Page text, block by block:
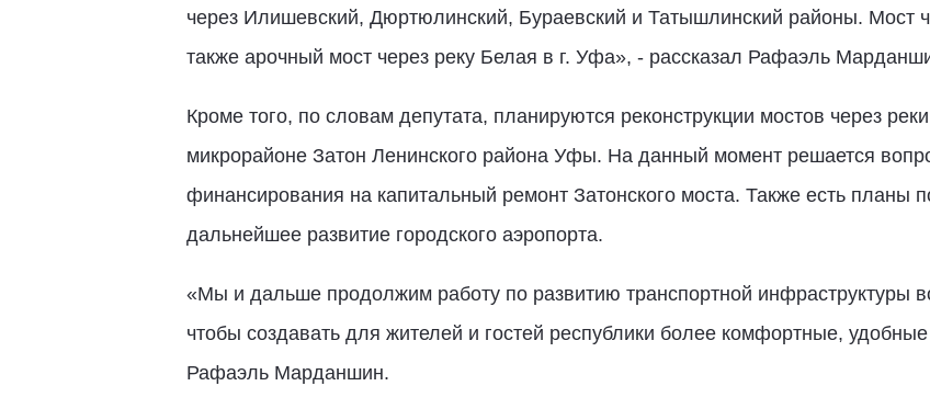
через Илишевский, Дюртюлинский, Бураевский и Татышлинский районы. Мост
также арочный мост через реку Белая в г. Уфа», ­- рассказал Рафаэль
Кроме того, по словам депутата, планируются реконструкции мостов через
микрорайоне Затон Ленинского района Уфы. На данный момент решается
финансирования на капитальный ремонт Затонского моста. Также есть планы
дальнейшее развитие городского аэропорта.
«Мы и дальше продолжим работу по развитию транспортной инфраструктуры
чтобы создавать для жителей и гостей республики более комфортные,
Рафаэль Марданшин.